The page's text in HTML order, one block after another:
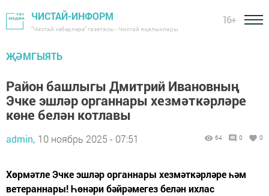
ЧИСТАЙ-ИНФОРМ
"Чистай хәбәрләре" газетасы - Чистай яңалыклары
16+
ҖӘМГЫЯТЬ
Район башлыгы Дмитрий Ивановның
Эчке эшләр органнары хезмәткәрләре
көне белән котлавы
admin, 10 ноябрь 2025 - 07:51 64 0 0
Хөрмәтле Эчке эшләр органнары хезмәткәрләре һәм
ветераннары! Һөнәри бәйрәмегез белән ихлас